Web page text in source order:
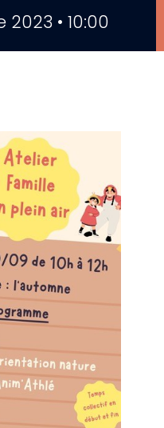
• 10:00